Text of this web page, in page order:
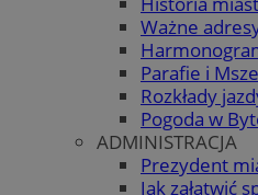
Ważne
Parafie i
Rozkłady
Pogoda w
ADMINISTRACJA
Prezydent
Jak załatwić